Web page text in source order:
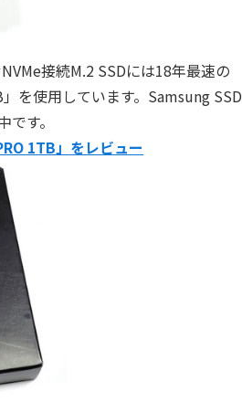
接続M.2 SSDには18年最速の
を使用しています。Samsung SSD
す。
1TB」をレビュー